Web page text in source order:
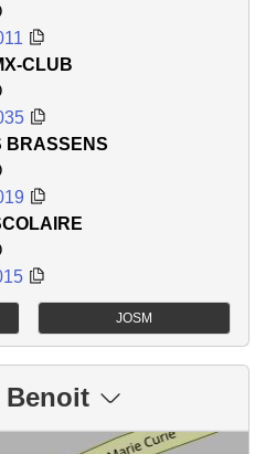
CLUB
BRASSENS
JOSM
Benoit